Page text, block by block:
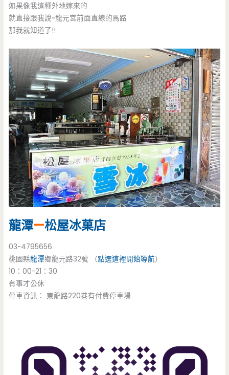
如果像我這種外地嫁來的
就直接跟我說~龍元宮前面直線的馬路
那我就知道了!!
龍潭—松屋冰菓店
03-4795656
桃園縣龍潭鄉龍元路32號 （點選這裡開始導航）
10：00-21：30
有事才公休
停車資訊： 東龍路220巷有付費停車場